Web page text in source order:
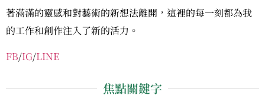
著滿滿的靈感和對藝術的新想法離開，這裡的每一刻都為我
的工作和創作注入了新的活力。
FB/IG/LINE
焦點關鍵字